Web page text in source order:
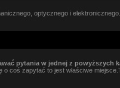
optycznego i elektronicznego.
pytania w jednej z powyższych
o coś zapytać to jest właściwe